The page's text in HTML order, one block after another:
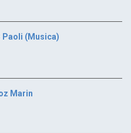
Paoli (Musica)
Marin